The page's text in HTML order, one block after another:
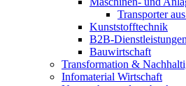
Transporter
Kunststofftechnik
B2B-Dienstleistungen
Bauwirtschaft
Transformation &
Infomaterial Wirtschaft